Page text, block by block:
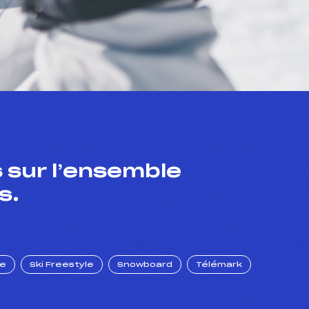
l’ensemble
Ski Freestyle Snowboard Télémark